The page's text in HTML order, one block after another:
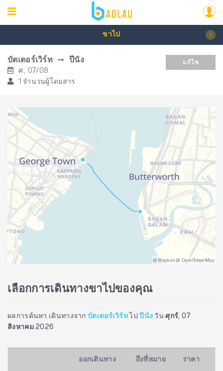
ขาไป
บัตเตอร์เวิร์ท ปีนัง
ศ., 07/08
1 จำนวนผู้โดยสาร
แก้ไข
@ Mapbox @ OpenStreetMap
เลือกการเดินทางขาไปของคุณ
ผลการค้นหา เดินทางจาก บัตเตอร์เวิร์ท ไปปีนัง วันศุกร์, 07
สิงหาคม 2026
ออกเดินทาง ถึงที่หมาย ราคา